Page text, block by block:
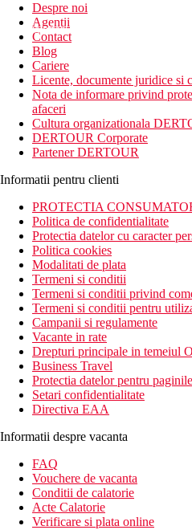
newsletter!
Despre noi
Agentii
Contact
Blog
Cariere
Licente, documente juridice si
Nota de informare privind
afaceri
Cultura organizationala
DERTOUR Corporate
Partener DERTOUR
Informatii pentru clienti
PROTECTIA
Politica de confidentialitate
Protectia datelor cu caracter
Politica cookies
Modalitati de plata
Termeni si conditii
Termeni si conditii privind
Termeni si conditii pentru
Campanii si regulamente
Vacante in rate
Drepturi principale in temeiul
Business Travel
Protectia datelor pentru
Setari confidentialitate
Directiva EAA
Informatii despre vacanta
FAQ
Vouchere de vacanta
Conditii de calatorie
Acte Calatorie
Verificare si plata online